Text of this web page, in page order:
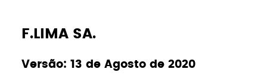
F.LIMA SA.
Versão: 13 de Agosto de 2020